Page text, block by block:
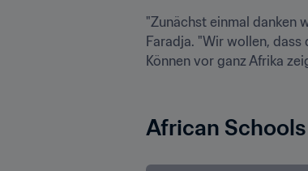
"Zunächst einmal danken
Faradja. "Wir wollen,
Können vor ganz Afrika
African